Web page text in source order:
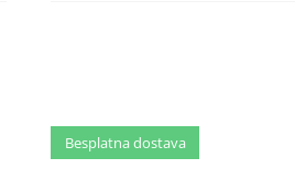
Besplatna dostava
Besplatna dostava